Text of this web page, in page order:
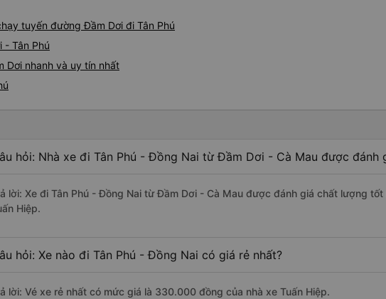
tuyến đường Đầm Dơi đi Tân Phú
- Tân Phú
Dơi nhanh và uy tín nhất
hỏi: Nhà xe đi Tân Phú - Đồng Nai từ Đầm Dơi - Cà Mau được đánh
lời: Xe đi Tân Phú - Đồng Nai từ Đầm Dơi - Cà Mau được đánh giá chất lượng
Hiệp.
hỏi: Xe nào đi Tân Phú - Đồng Nai có giá rẻ nhất?
lời: Vé xe rẻ nhất có mức giá là 330.000 đồng của nhà xe Tuấn Hiệp.